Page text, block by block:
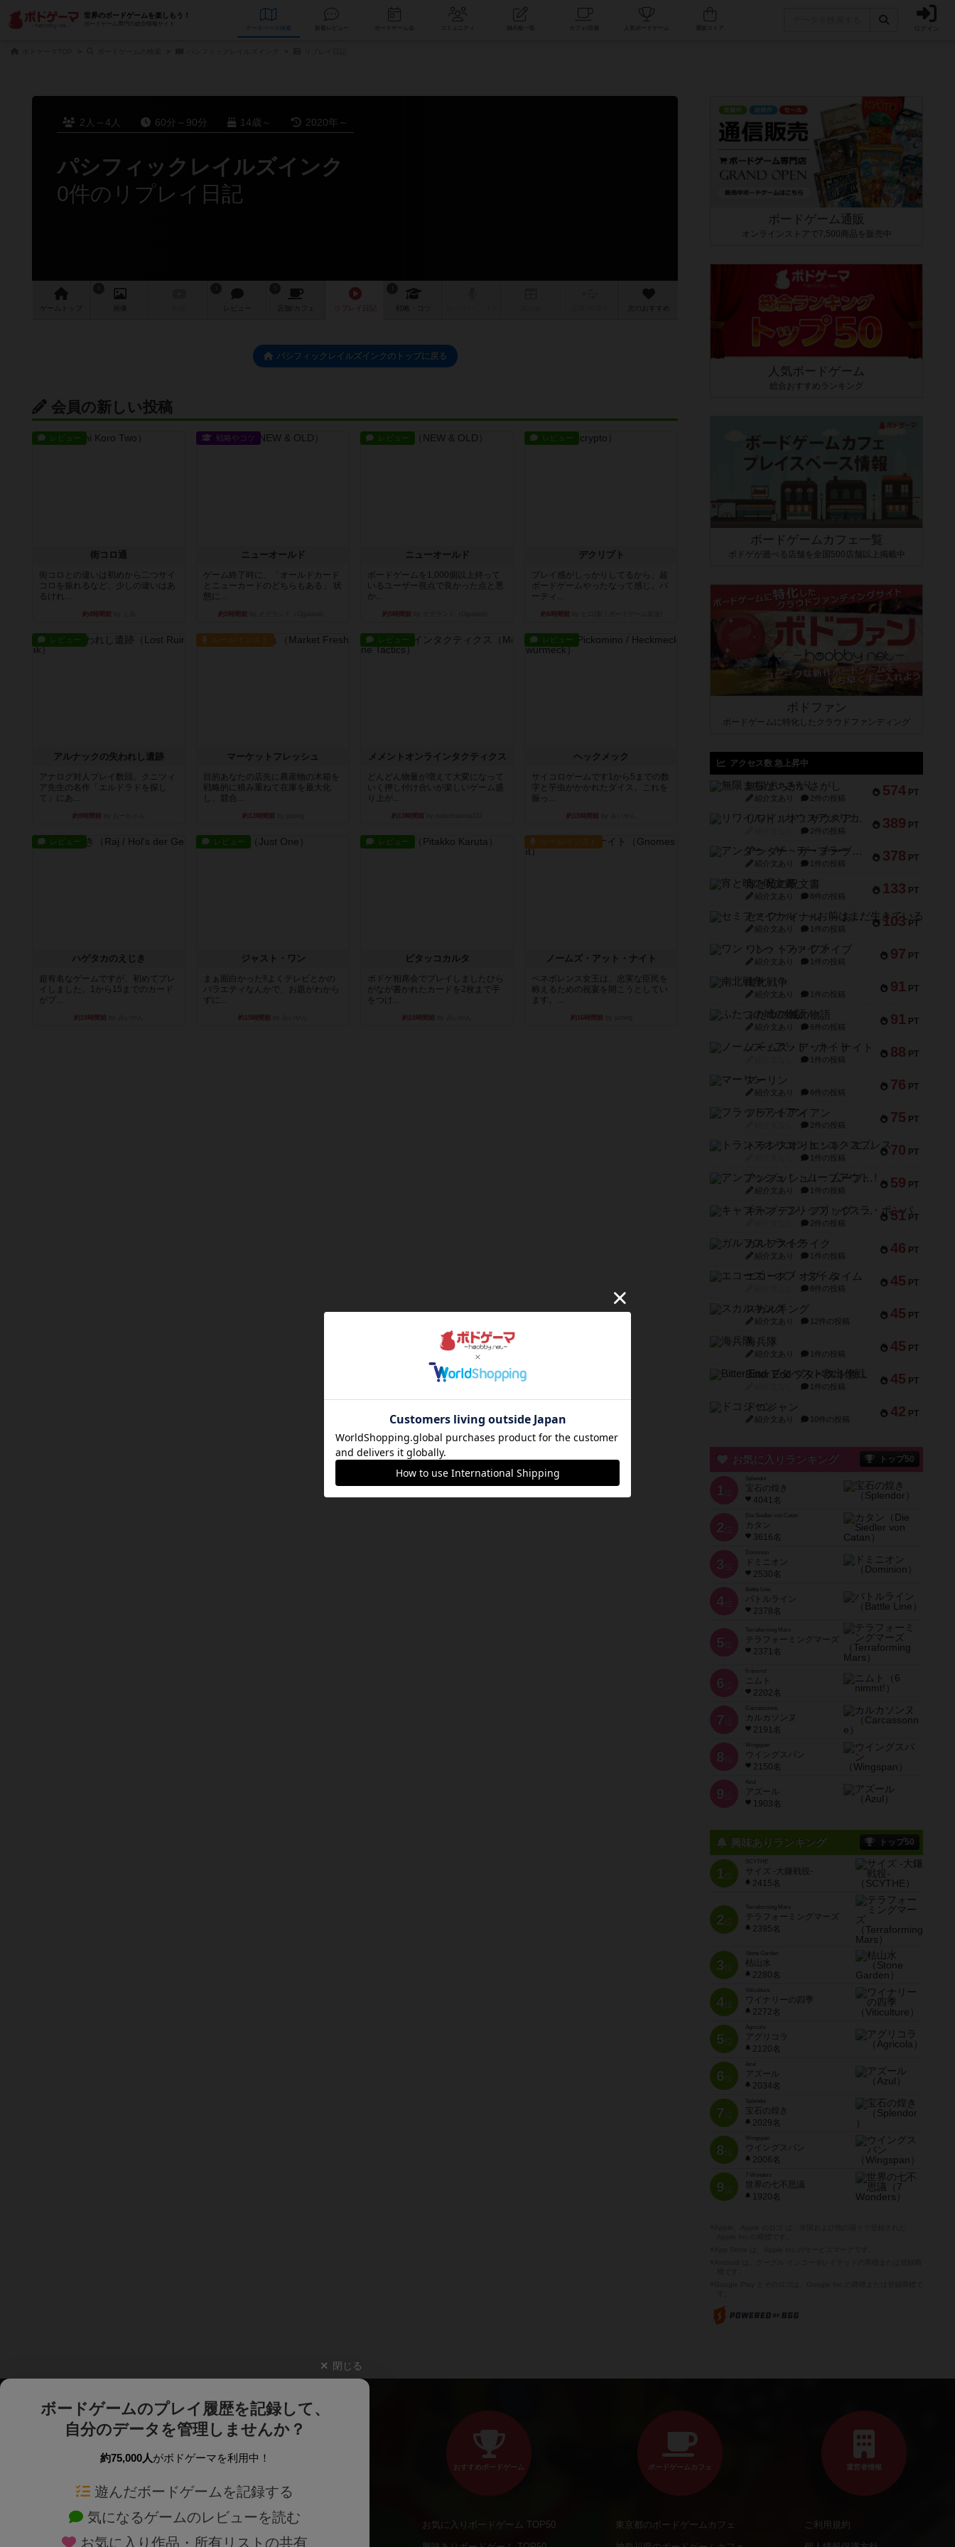
世界のボードゲームを楽しもう！
ボードゲーム専門の総合情報サイト
データベース コミュニティ 人気ボードゲーム ログイン
2人～4人 60分～90分 14歳～ 2020年～
パシフィックレイルズインク
0件のリプレイ日記
ゲーム 画像 レビュー 店舗/ カフェ 戦略 次のおすすめ
パシフィックレイルズインクのトップに戻る
会員の新しい投稿
レビュー
街コロ通
街コロとの違いは初めから二つサイ
コロを振れるなど、少しの違いはあ
るけれ...
約4時間前
戦略やコツ
ニューオールド
ゲーム終了時に、「オールドカード
とニューカードのどちらもある」 状
態に...
約5時間前
レビュー
ニューオールド
ボードゲームを1,000個以上持って
いるユーザー視点で良かった点と悪
か...
約5時間前
レビュー
デクリプト
プレイ感がしっかりしてるから、超
ボードゲームやったなって感じ。パ
ーティ...
約6時間前
レビュー
アルナックの失われし遺跡
アナログ対人プレイ数回。クニツィ
ア先生の名作「エルドラドを探し
て」にあ...
約9時間前
ルール/インスト
マーケットフレッシュ
目的あなたの店先に農産物の木箱を
戦略的に積み重ねて在庫を最大化
し、競合...
約13時間前
レビュー
メメントオンラインタクティクス
どんどん物量が増えて大変になって
いく押し付け合いが楽しいゲーム盛
り上が...
約13時間前
レビュー
ヘックメック
サイコロゲームです1から5までの数
字と芋虫がかかれたダイス。これを
振っ...
約15時間前
レビュー
ハゲタカのえじき
超有名なゲームですが、初めてプレ
イしました。1から15までのカード
がプ...
約15時間前
レビュー
ジャスト・ワン
まぁ面白かった‼️よくテレビとかの
バラエティなんかで、お題がわから
ずに...
約15時間前
レビュー
ピタッコカルタ
ボドゲ相席会でプレイしましたひら
がなが書かれたカードを2枚まで手
をつけ...
約15時間前
ルール/インスト
ノームズ・アット・ナイト
ベネボレンス女王は、忠実な臣民を
称えるための祝宴を開こうとしてい
ます。...
約16時間前
ボードゲーム通販
オンラインストアで7,500商品を販売中
人気ボードゲーム
総合おすすめランキング
ボードゲームカフェ一覧
ボドゲが遊べる店舗を全国500店舗以上掲載中
ボドファン
ボードゲームに特化したクラウドファンディング
アクセス数 急上昇中
574 PT
無限まちがいさがし
紹介文あり 2件の投稿
389 PT
リワイルド：サウスアメリカ
2件の投稿
378 PT
アンダー・ザ・テーブラー
紹介文あり 1件の投稿
133 PT
宵と暁の呪文書
紹介文あり 8件の投稿
103 PT
セミファイナル ～お前はまだ生きている～
紹介文あり 1件の投稿
97 PT
ワン・トゥ・ファイブ
紹介文あり 1件の投稿
91 PT
南北戦争
紹介文あり 1件の投稿
91 PT
ふたつの城の物語
紹介文あり 6件の投稿
88 PT
ノームズ・アット・ナイト
1件の投稿
76 PT
マーリン
紹介文あり 6件の投稿
75 PT
フラットアイアン
2件の投稿
70 PT
トランスオリエント・エクスプレス
1件の投稿
59 PT
アンブッシュ！：ムーブアウト！
紹介文あり 1件の投稿
51 PT
キャプテン・フリップ：イスラ・ボンバ
2件の投稿
46 PT
ガルフストライク
紹介文あり 1件の投稿
45 PT
エコーズ・オブ・タイム
8件の投稿
45 PT
スカルキング
紹介文あり 12件の投稿
45 PT
海兵隊
紹介文あり 1件の投稿
45 PT
Bitter End ブタペスト救出作戦
1件の投稿
42 PT
ドコジャン
紹介文あり 10件の投稿
お気に入りランキング トップ50
1 位
宝石の煌き
4041名
2 位
Die Siedler von Catan
カタン
3616名
3 位
ドミニオン
2530名
4位
Battle Line
バトルライン
2378名
5 位
Terraforming Mars
テラフォーミングマーズ
2371名
6 位
ニムト
2202名
7 位
Carcassonne
カルカソンヌ
2191名
8 位
Wingspan
ウイングスパン
2150名
9 位
Azul
アズール
1903名
興味ありランキング トップ50
1位
SCYTHE
サイズ -大鎌戦役-
2415名
2位
Terraforming Mars
テラフォーミングマーズ
2395名
3位
Stone Garden
枯山水
2280名
4位
Viticulture
ワイナリーの四季
2272名
5位
Agricola
アグリコラ
2120名
6位
Azul
アズール
2034名
7位
宝石の煌き
2029名
8位
Wingspan
ウイングスパン
2006名
9位
7 Wonders
世界の七不思議
1920名
閉じる
ボードゲームのプレイ履歴を記録して、
自分のデータを管理しませんか？
約75,000人がボドゲーマを利用中！
遊んだボードゲームを記録する
気になるゲームのレビューを読む
お気に入り作品・所有リストの共有
ボードゲームを検索する 新作・再入荷情報
おすすめボードゲーム
お気に入りボードゲーム TOP50
ボードゲームカフェ
東京都のボードゲームカフェ
運営者情報
ご利用規約